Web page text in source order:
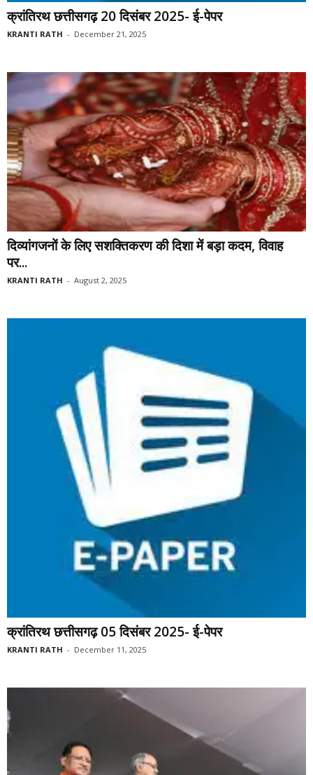
क्रांतिरथ छत्तीसगढ़ 20 दिसंबर 2025- ई-पेपर
KRANTI RATH - December 21, 2025
दिव्यांगजनों के लिए सशक्तिकरण की दिशा में बड़ा कदम, विवाह
पर...
KRANTI RATH - August 2, 2025
क्रांतिरथ छत्तीसगढ़ 05 दिसंबर 2025- ई-पेपर
KRANTI RATH - December 11, 2025